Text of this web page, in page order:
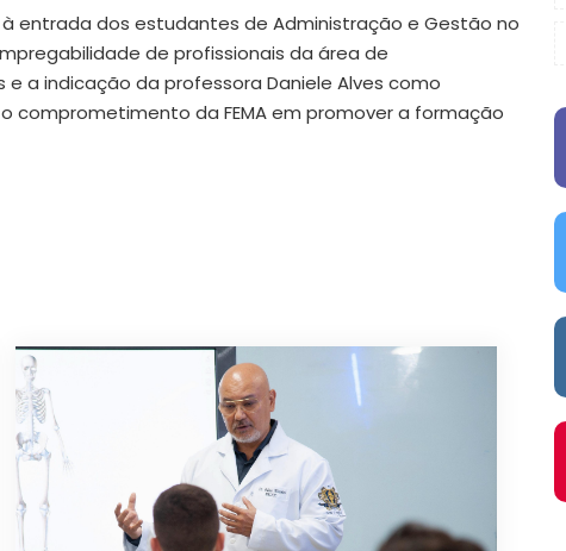
entrada dos estudantes de Administração e Gestão no
de profissionais da área de
a indicação da professora Daniele Alves como
comprometimento da FEMA em promover a formação